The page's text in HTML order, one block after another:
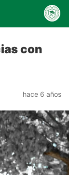
con
hace 6 años